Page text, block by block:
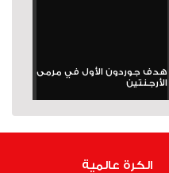
هدف جوردون الأول في مرمى
الأرجنتين
الكرة عالمية